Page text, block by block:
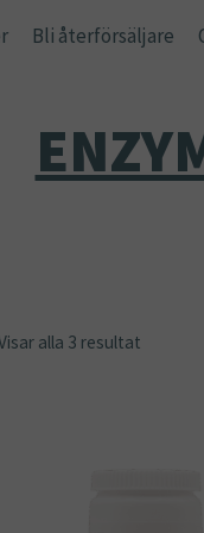
Bli återförsäljare
alla 3 resultat